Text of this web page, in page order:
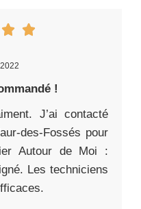
!
J’ai contacté
des-Fossés pour
Autour de Moi :
Les techniciens